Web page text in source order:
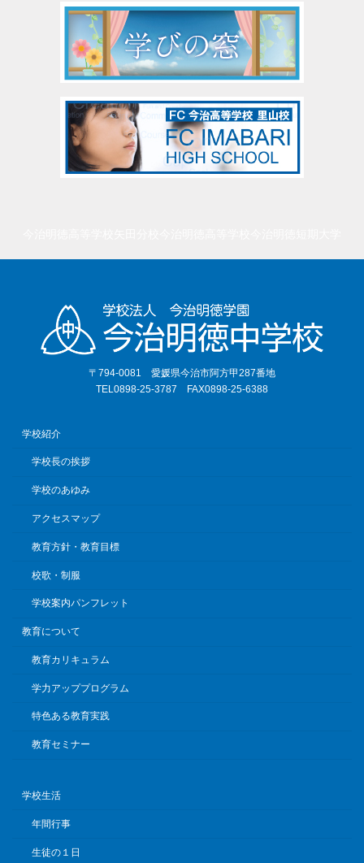
〒794-0081 愛媛県今治市阿方甲287番地
TEL0898-25-3787 FAX0898-25-6388
学校紹介
学校長の挨拶
学校のあゆみ
アクセスマップ
教育方針・教育目標
校歌・制服
学校案内パンフレット
教育について
教育カリキュラム
学力アッププログラム
特色ある教育実践
教育セミナー
学校生活
年間行事
生徒の１日